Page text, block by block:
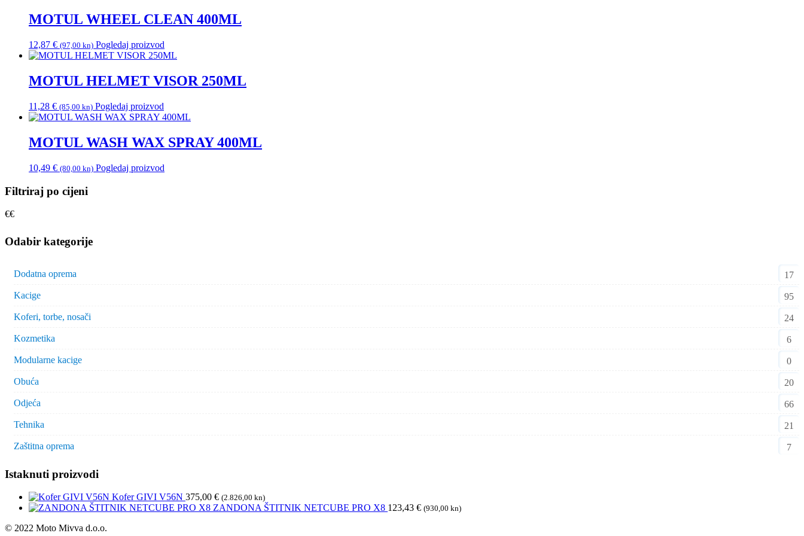
MOTUL WHEEL CLEAN 400ML
12,87 € (97,00 kn) Pogledaj proizvod
MOTUL HELMET VISOR 250ML
11,28 € (85,00 kn) Pogledaj proizvod
MOTUL WASH WAX SPRAY 400ML
10,49 € (80,00 kn) Pogledaj proizvod
Filtriraj po cijeni
€€
Odabir kategorije
Dodatna oprema
17
Kacige
95
Koferi, torbe, nosači
24
Kozmetika
6
Modularne kacige
0
Obuća
20
Odjeća
66
Tehnika
21
Zaštitna oprema
7
Istaknuti proizvodi
Kofer GIVI V56N 375,00 € (2.826,00 kn)
ZANDONA ŠTITNIK NETCUBE PRO X8 123,43 € (930,00 kn)
© 2022 Moto Mivva d.o.o.